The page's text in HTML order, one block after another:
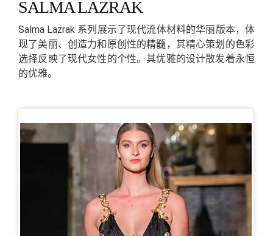
SALMA LAZRAK
Salma Lazrak 系列展示了现代流体材料的华丽版本，体
现了美丽、创造力和原创性的精髓，其精心策划的色彩
选择反映了现代女性的个性。其优雅的设计散发着永恒
的优雅。